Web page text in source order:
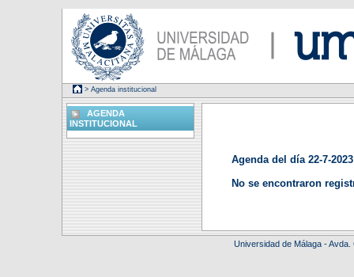
> Agenda institucional
Agenda del día 22-7-2023
No se encontraron
AGENDA
INSTITUCIONAL
Universidad de Málaga -